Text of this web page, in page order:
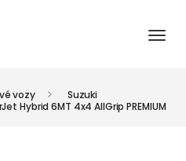
vozy
Suzuki
Hybrid 6MT 4x4 AllGrip PREMIUM